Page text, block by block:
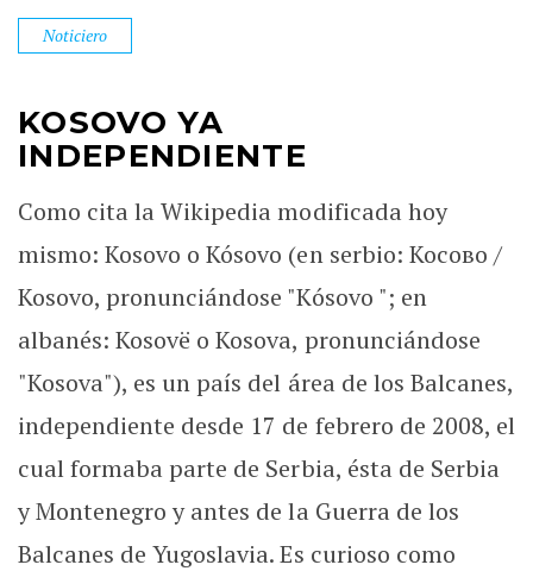
Noticiero
KOSOVO YA
INDEPENDIENTE
Como cita la Wikipedia modificada hoy
mismo: Kosovo o Kósovo (en serbio: Косово /
Kosovo, pronunciándose "Kósovo "; en
albanés: Kosovë o Kosova, pronunciándose
"Kosova"), es un país del área de los Balcanes,
independiente desde 17 de febrero de 2008, el
cual formaba parte de Serbia, ésta de Serbia
y Montenegro y antes de la Guerra de los
Balcanes de Yugoslavia. Es curioso como